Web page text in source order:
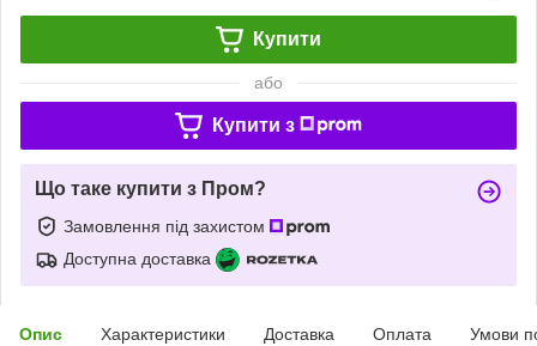
Купити
або
Купити з
Що таке купити з Пром?
Замовлення під захистом
Доступна доставка
Опис Характеристики Доставка Оплата Умови